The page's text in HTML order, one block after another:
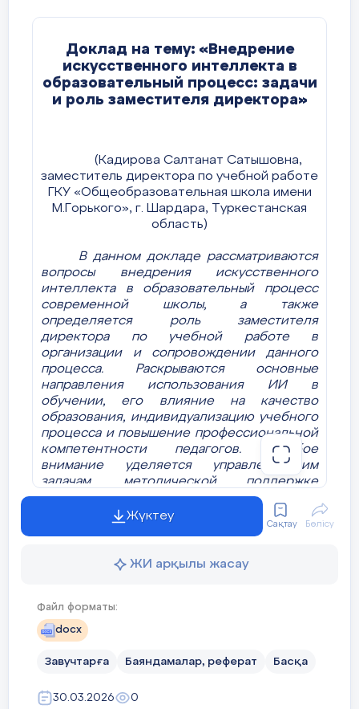
Доклад на тему: «Внедрение
искусственного интеллекта в
образовательный процесс: задачи
и роль заместителя директора»
(Кадирова Салтанат Сатышовна,
заместитель директора по учебной работе
ГКУ «Общеобразовательная школа имени
М.Горького», г. Шардара, Туркестанская
область)
В данном докладе рассматриваются
вопросы внедрения искусственного
интеллекта в образовательный процесс
современной школы, а также
определяется роль заместителя
директора по учебной работе в
организации и сопровождении данного
процесса. Раскрываются основные
направления использования ИИ в
обучении, его влияние на качество
образования, индивидуализацию учебного
процесса и повышение профессиональной
компетентности педагогов. Особое
внимание уделяется управленческим
задачам, методической поддержке
учителей и формированию культуры
ответственного использования ИИ среди
учащихся. Представлен практический опыт
искусственного интеллекта, а также
Ключевые слова:
интеллект, образовательный процесс,
цифровизация образования, управление
педагогические технологии, инновации,
Жүктеу
Сақтау Бөлісу
ЖИ арқылы жасау
Файл форматы:
docx
Завучтарға Баяндамалар, реферат Басқа
30.03.2026 0